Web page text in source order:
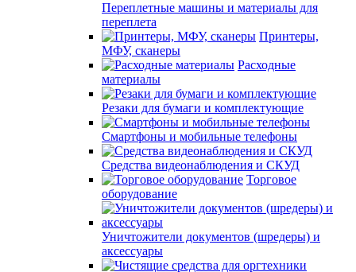
Переплетные машины и материалы для
переплета
Принтеры,
МФУ, сканеры
Расходные
материалы
Резаки для бумаги и комплектующие
Смартфоны и мобильные телефоны
Средства видеонаблюдения и СКУД
Торговое
оборудование
Уничтожители документов (шредеры) и
аксессуары